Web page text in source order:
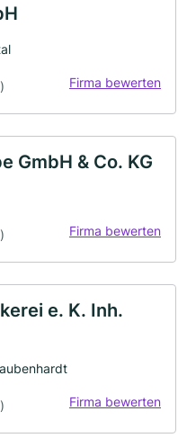
Firma bewerten
GmbH & Co. KG
Firma bewerten
e. K. Inh.
Firma bewerten